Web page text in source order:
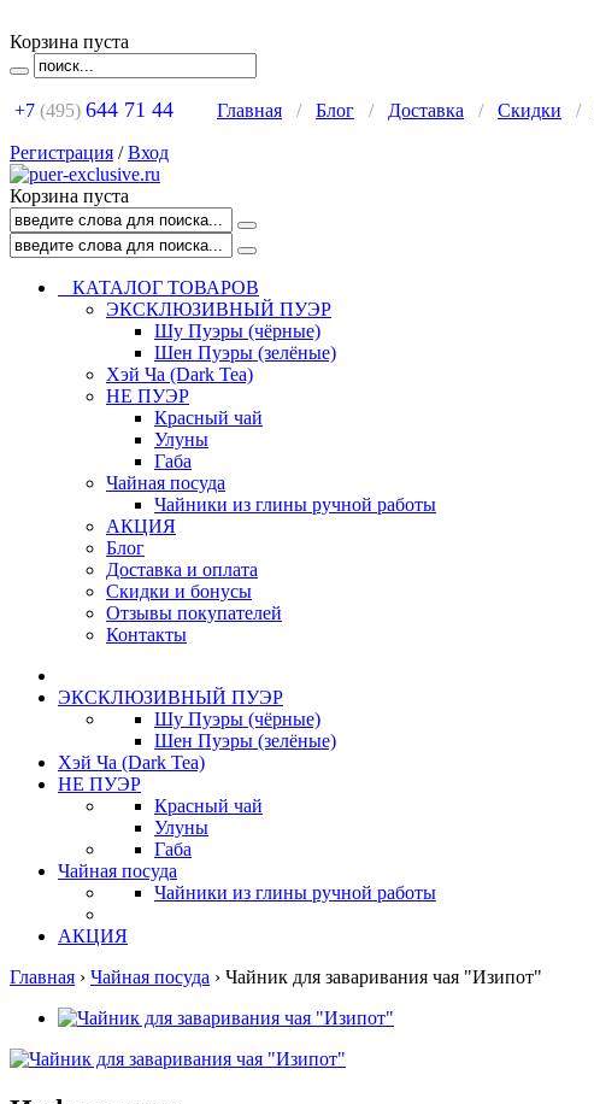
Корзина пуста
+7 (495) 644 71 44 Главная / Блог / Доставка / Скидки /
Регистрация /Вход
Корзина пуста
КАТАЛОГ ТОВАРОВ
ЭКСКЛЮЗИВНЫЙ ПУЭР
Шу Пуэры (чёрные)
Шен Пуэры (зелёные)
Хэй Ча (Dark Tea)
НЕ ПУЭР
Красный чай
Улуны
Габа
Чайная посуда
Чайники из глины ручной работы
АКЦИЯ
Блог
Доставка и оплата
Скидки и бонусы
Отзывы покупателей
Контакты
ЭКСКЛЮЗИВНЫЙ ПУЭР
Шу Пуэры (чёрные)
Шен Пуэры (зелёные)
Хэй Ча (Dark Tea)
НЕ ПУЭР
Красный чай
Улуны
Габа
Чайная посуда
Чайники из глины ручной работы
АКЦИЯ
Главная › Чайная посуда › Чайник для заваривания чая "Изипот"